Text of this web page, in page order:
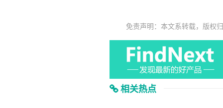
免责声明：本文系转载，版权
相关热点